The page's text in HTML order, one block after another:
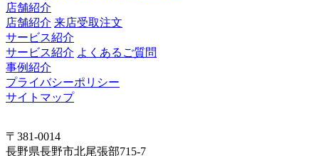
店舗紹介
店舗紹介 来店受取注文
サービス紹介
サービス紹介 よくあるご質問
事例紹介
プライバシーポリシー
サイトマップ
〒381-0014
長野県長野市北尾張部715-7